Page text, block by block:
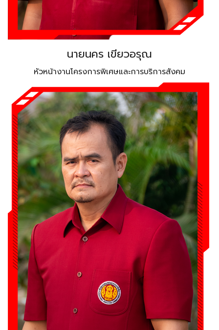
นายนคร เขียวอรุณ
หัวหน้างานโครงการพิเศษและการบริการสังคม